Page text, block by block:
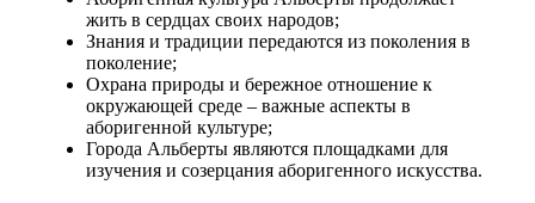
жить в сердцах своих народов;
Знания и традиции передаются из поколения в
поколение;
Охрана природы и бережное отношение к
окружающей среде – важные аспекты в
аборигенной культуре;
Города Альберты являются площадками для
изучения и созерцания аборигенного искусства.